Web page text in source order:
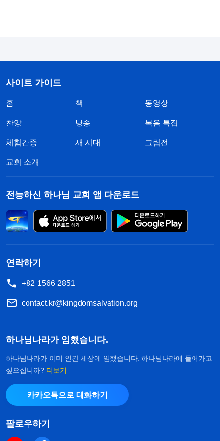
이런 리더나 책임자는 자질이 부족한 사람이며 사역
일꾼이나 책임자에게 매우 중요한 능력이다. 네가 사
역을 위한 최소한의 자질과 능력을 갖추지 못했다면
매우 신중하게 행동해야 한다. 열정에 기대 앞으로
달려가려고 하지 말고, 항상 두각을 드러내려 하거나
리더, 책임자가 되려고 하지 마라. 그러면 너 자신뿐
게 된다. 너 자신에게 지장을 준다면 너 혼자 죽겠지
게 여기지 않을지라도, 다른 사람들은 자신의 생명을
중요하게 여긴다. 게다가 네가 스스로 삶을 꾸려 나
가고 돈 버는 데 지장을 주는 것은 중요하지 않지만,
책임을 감당할 수 있겠느냐? 네가 정말 양심이 있는
에 지장을 준 것을 책임질 수 없다고 생각한다면, 어
투려고 해서는 안 된다. 네게 그런 자질과 분량이 없
신의 권력욕을 채우려고 교회 사역에 지장을 주거나
사이트 가이드
홈 책 동영상
찬양 낭송 복음 특집
체험간증 새 시대 그림전
교회 소개
전능하신 하나님 교회 앱 다운로드
연락하기
+82-1566-2851
contact.kr@kingdomsalvation.org
하나님나라가 임했습니다.
하나님나라가 이미 인간 세상에 임했습니다. 하나님나라에 들어가고
싶으십니까? 더보기
카카오톡으로 대화하기
팔로우하기